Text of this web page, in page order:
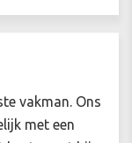
vakman. Ons
met een